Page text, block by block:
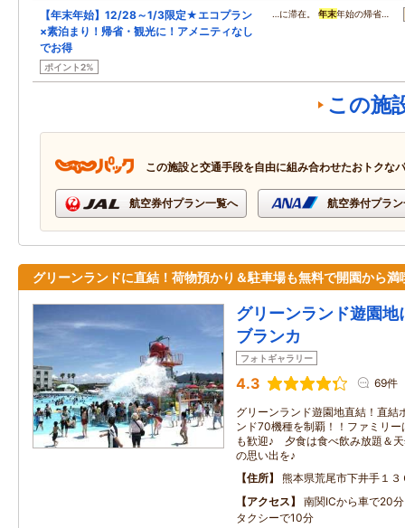
【年末年始】12/28～1/3限定★エコプラン
×素泊まり！帰省・観光に！アメニティなし
でお得
ポイント2%
…に滞在。年末年始の帰省…
この施
この施設と交通手段を自由に組み合わせたおトクな
航空券付プラン一覧へ 航空券付プラ
グリーンランドに直結！荷物預かり＆駐車場も無料で開園から満
グリーンランド遊園
ブランカ
フォトギャラリー
4.3 69件
グリーンランド遊園地直結！直結
ンド70機種を制覇！！ファミリー
も歓迎♪ 夕食は食べ飲み放題＆
の思い出を♪
住所
熊本県荒尾市下井手１３
アクセス
南関ICから車で20
タクシーで10分